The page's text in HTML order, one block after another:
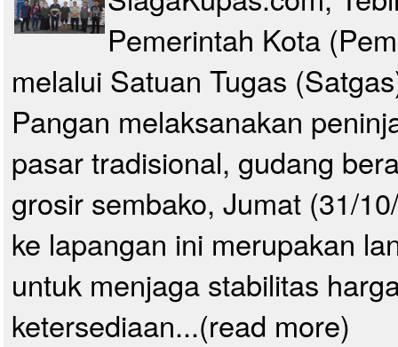
Pemerintah Kota
melalui Satuan Tugas
Pangan melaksanakan
pasar tradisional, gudang
grosir sembako, Jumat (31/
ke lapangan ini merupakan
untuk menjaga stabilitas
ketersediaan...(read more)